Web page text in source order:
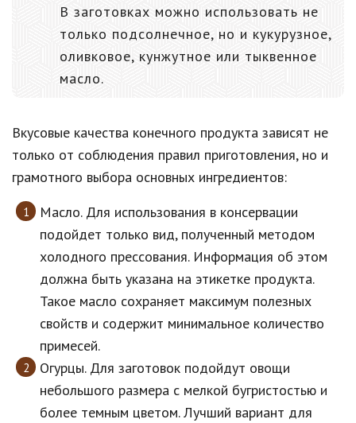
В заготовках можно использовать не
только подсолнечное, но и кукурузное,
оливковое, кунжутное или тыквенное
масло.
Вкусовые качества конечного продукта зависят не
только от соблюдения правил приготовления, но и
грамотного выбора основных ингредиентов:
Масло. Для использования в консервации
подойдет только вид, полученный методом
холодного прессования. Информация об этом
должна быть указана на этикетке продукта.
Такое масло сохраняет максимум полезных
свойств и содержит минимальное количество
примесей.
Огурцы. Для заготовок подойдут овощи
небольшого размера с мелкой бугристостью и
более темным цветом. Лучший вариант для